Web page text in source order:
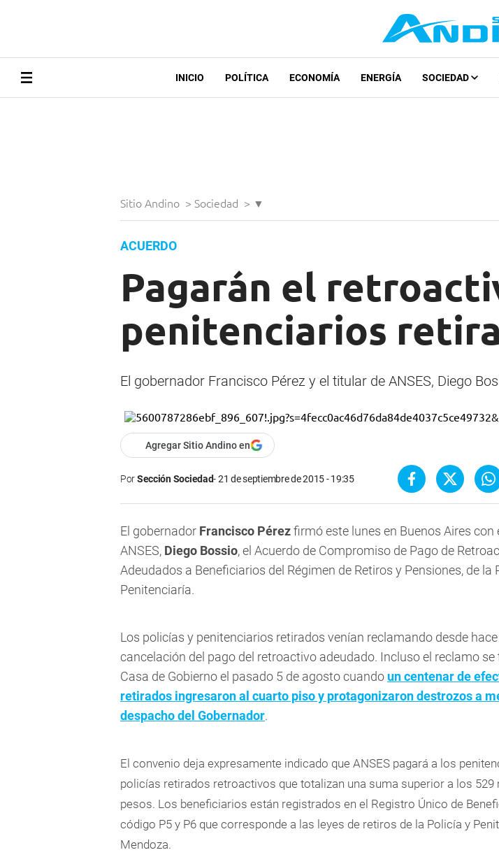
INICIO POLÍTICA ECONOMÍA ENERGÍA SOCIEDAD
Sitio Andino > Sociedad > ▼
ACUERDO
Pagarán el
penitenciarios
El gobernador Francisco Pérez y el titular de ANSES, Diego
Agregar Sitio Andino en
PorSección Sociedad 21 de septiembre de 2015 - 19:35
El gobernador Francisco Pérezfirmó este lunes en Buenos Aires con
ANSES, Diego Bossio, el Acuerdo de Compromiso de Pago de
Adeudados a Beneficiarios del Régimen de Retiros y Pensiones, de la
Penitenciaría.
Los policías y penitenciarios retirados venían reclamando desde
cancelación del pago del retroactivo adeudado. Incluso el reclamo se
Casa de Gobierno el pasado 5 de agosto cuando un centenar de
retirados ingresaron al cuarto piso y protagonizaron destrozos a
despacho del Gobernador.
El convenio deja expresamente indicado que ANSES pagará a los
policías retirados retroactivos que totalizan una suma superior a los 529
pesos. Los beneficiarios están registrados en el Registro Único de
código P5 y P6 que corresponde a las leyes de retiros de la Policía y
Mendoza.